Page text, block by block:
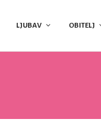
LJUBAV OBITELJ